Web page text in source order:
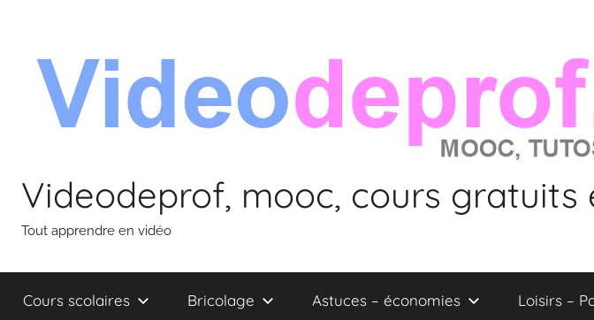
contenu
Videodeprof, mooc, cours gratuits
Tout apprendre en vidéo
Cours scolaires Bricolage Astuces – économies Loisirs –